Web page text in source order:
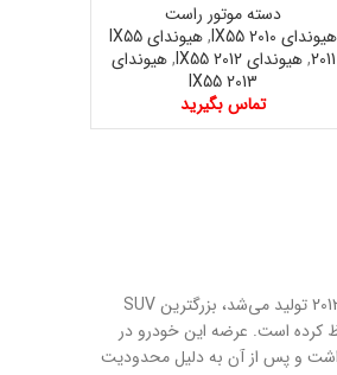
دسته موتور راست
هیوندای IX55 2010
,
هیوندای IX55
2011
,هیوندای IX55 2012 ,هیوندای
IX55 2013
تماس بگیرید
هیوندای وراکروز یا ix55، نماد جاه‌طلبی کره‌ای‌ها در بازار خودروهای شاسی‌بلند لوکس بود. این خودرو که بین سال‌های 2006 تا 2012 تولید می‌شد، بزرگترین SUV
کرده است. عرضه این خودرو در
موتور انجام شد و با استقبال خوبی روبرو گشت. حضور وراکروز در بازار ایران تا مدل 2013 ادامه داشت و پس از آن به دلیل محدودیت